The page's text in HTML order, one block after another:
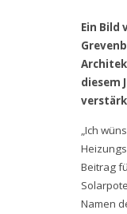
Ein Bild
diesem
„Ich
Beitrag
Namen